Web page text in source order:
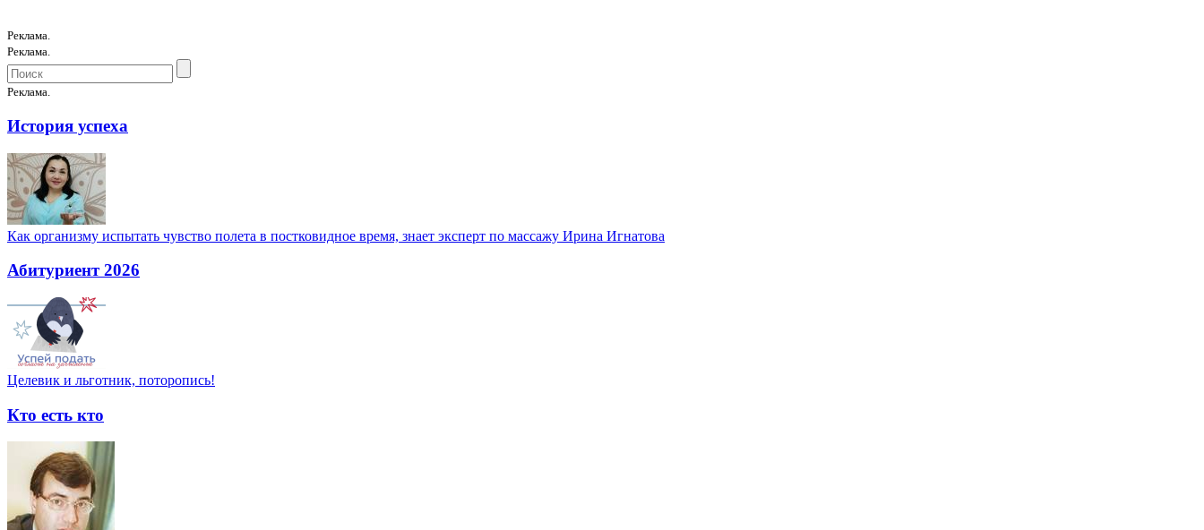
Реклама.
Реклама.
Реклама.
История успеха
Как организму испытать чувство полета в постковидное время, знает эксперт по массажу Ирина Игнатова
Абитуриент 2026
Целевик и льготник, поторопись!
Кто есть кто